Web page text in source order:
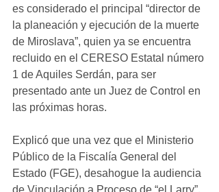
es considerado el principal “director de
la planeación y ejecución de la muerte
de Miroslava”, quien ya se encuentra
recluido en el CERESO Estatal número
1 de Aquiles Serdán, para ser
presentado ante un Juez de Control en
las próximas horas.
Explicó que una vez que el Ministerio
Público de la Fiscalía General del
Estado (FGE), desahogue la audiencia